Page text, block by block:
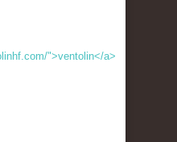
">ventolin</a>